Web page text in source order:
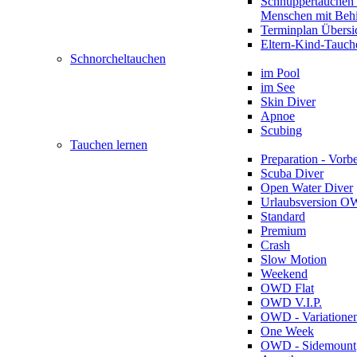
Menschen mit
Terminplan
Eltern-Kind-
Schnorcheltauchen
im Pool
im See
Skin Diver
Apnoe
Scubing
Tauchen lernen
Preparation -
Scuba Diver
Open Water Diver
Urlaubsversion
Standard
Premium
Crash
Slow Motion
Weekend
OWD Flat
OWD V.I.P.
OWD -
One Week
OWD - Sidemount